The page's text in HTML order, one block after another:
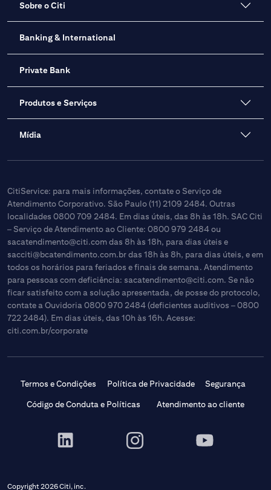
Sobre o Citi
Banking & International
Private Bank
Produtos e Serviços
Mídia
CitiService: para mais informações, contate o Serviço de
Atendimento Corporativo. São Paulo (11) 2109 2484. Outras
localidades 0800 709 2484. Em dias úteis, das 8h às 18h. SAC Citi
– Serviço de Atendimento ao Cliente: 0800 979 2484 ou
sacatendimento@citi.comdas 8h às 18h, para dias úteis e
sacciti@bcatendimento.com.brdas 18h às 8h, para dias úteis, e em
todos os horários para feriados e finais de semana. Atendimento
para pessoas com deficiência: sacatendimento@citi.com. Se não
ficar satisfeito com a solução apresentada, de posse do protocolo,
contate a Ouvidoria 0800 970 2484 (deficientes auditivos – 0800
722 2484). Em dias úteis, das 10h às 16h. Acesse:
citi.com.br/corporate
Termos e Condições Política de Privacidade Segurança
Código de Conduta e Políticas Atendimento ao cliente
Copyright 2026 Citi, inc.